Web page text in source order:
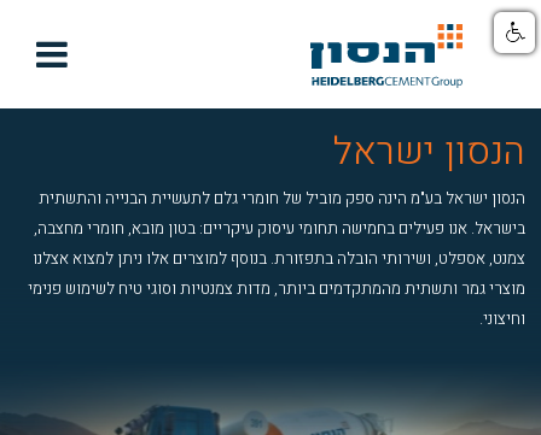

ישראל
ישראל בע"מ הינה ספק מוביל של חומרי גלם לתעשיית הבנייה והתשתית
אנו פעילים בחמישה תחומי עיסוק עיקריים: בטון מובא, חומרי מחצבה,
ושירותי הובלה בתפזורת. בנוסף למוצרים אלו ניתן למצוא אצלנו
ותשתית מהמתקדמים ביותר, מדות צמנטיות וסוגי טיח לשימוש פנימי